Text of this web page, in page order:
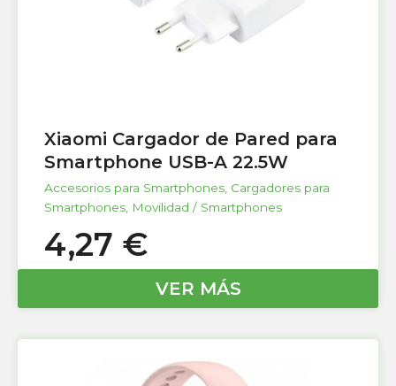
Xiaomi Cargador de Pared para
Smartphone USB-A 22.5W
Accesorios para Smartphones, Cargadores para
Smartphones, Movilidad / Smartphones
4,27 €
VER MÁS